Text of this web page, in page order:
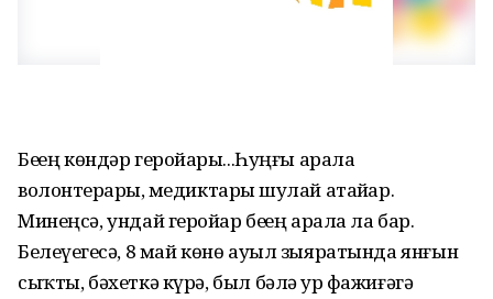
Беҙҙең көндәр геройҙары...Һуңғы арала
волонтерҙарҙы, медиктарҙы шулай атайҙар.
Минеңсә, ундай геройҙар беҙҙең арала ла бар.
Белеүегеҙсә, 8 май көнө ауыл зыяратында янғын
сыҡты, бәхеткә күрә, был бәлә ҙур фажиғәгә